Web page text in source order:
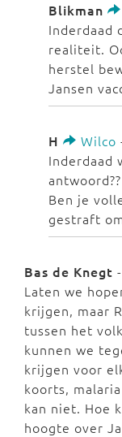
Blikman
Inderdaad
realiteit.
herstel
Jansen
H Wilco
Inderdaad
antwoord??
Ben je
gestraft
Bas de Knegt -
Laten we
krijgen, maar
tussen het
kunnen we
krijgen voor
koorts,
kan niet. Hoe
hoogte over